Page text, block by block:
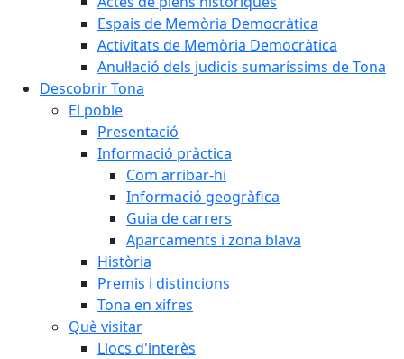
Espais de Memòria Democràtica
Activitats de Memòria Democràtica
Anul·lació dels judicis sumaríssims de Tona
Descobrir Tona
El poble
Presentació
Informació pràctica
Com arribar-hi
Informació geogràfica
Guia de carrers
Aparcaments i zona blava
Història
Premis i distincions
Tona en xifres
Què visitar
Llocs d'interès